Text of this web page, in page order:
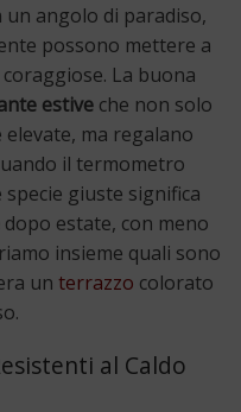
un angolo di paradiso,
possono mettere a
La buona
estive che non solo
ma regalano
il termometro
specie giuste significa
dopo estate, con meno
insieme quali sono
un terrazzo colorato
al Caldo